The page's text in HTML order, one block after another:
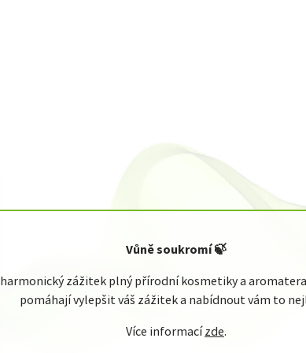
Vůně soukromí🍃
zážitek plný přírodní kosmetiky a
pomáhají vylepšit váš zážitek a nabídnout vám to
Více informacízde.